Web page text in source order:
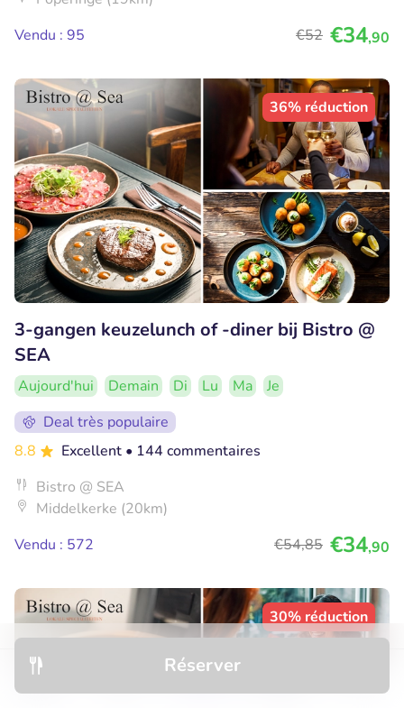
Réserver
Vendu : 95
€52 €34,90
36% réduction
3-gangen keuzelunch of -diner bij Bistro @
SEA
Aujourd'hui Demain Di Lu Ma
Je
Deal très populaire
8.8
Excellent • 144 commentaires
Bistro @ SEA
Middelkerke (20km)
Vendu : 572
€54,85 €34,90
30% réduction